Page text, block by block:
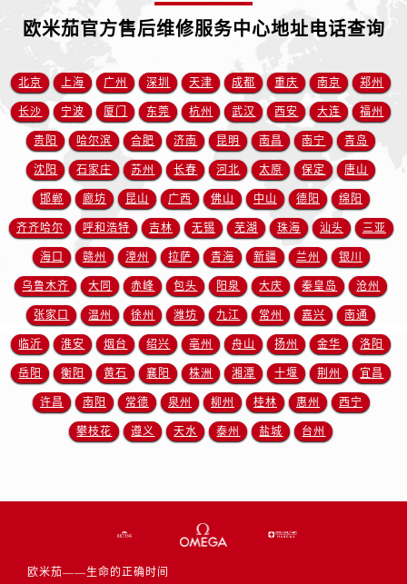
安徽省黄山市屯溪区黄山西路欧米茄售后服务中心（需提前预约）
安徽省马鞍山市雨山区湖南西路欧米茄售后服务中心（需提前预约）
安徽省宿州市埇桥区人民中路欧米茄售后服务中心（需提前预约）
安徽省铜陵市铜官区石城大道欧米茄售后服务中心（需提前预约）
安徽省芜湖市镜湖区中山路步行街欧米茄售后服务中心（需提前预约）
安徽省宣城市宣州区叠嶂西路欧米茄售后服务中心（需提前预约）
福建省龙岩市新罗区九一南路欧米茄售后服务中心（需提前预约）
福建省南平市建阳区人民西路欧米茄售后服务中心（需提前预约）
福建省宁德市蕉城区天湖东路欧米茄售后服务中心（需提前预约）
福建省莆田市城厢区霞林街道荔华东大道欧米茄售后服务中心（需提前预约）
福建省三明市三元区东乾二路欧米茄售后服务中心（需提前预约）
福建省漳州市龙文区步港路欧米茄售后服务中心（需提前预约）
江苏省常州市新北区龙锦路1590号现代传媒中心5号楼10层1008室欧米茄售后服务中心（需提前预约）
江苏省淮安市清江浦区淮海北路欧米茄售后服务中心（需提前预约）
江苏省连云港市海州区通灌北路欧米茄售后服务中心（需提前预约）
欧米茄官方售后维修服务中心地址电话查询
北京 上海 广州 深圳 天津 成都 重庆 南京 郑州
长沙 宁波 厦门 东莞 杭州 武汉 西安 大连 福州
贵阳 哈尔滨 合肥 济南 昆明 南昌 南宁 青岛
沈阳 石家庄 苏州 长春 河北 太原 保定 唐山
邯郸 廊坊 昆山 广西 佛山 中山 德阳 绵阳
齐齐哈尔 呼和浩特 吉林 无锡 芜湖 珠海 汕头 三亚
海口 赣州 漳州 拉萨 青海 新疆 兰州 银川
乌鲁木齐 大同 赤峰 包头 阳泉 大庆 秦皇岛 沧州
张家口 温州 徐州 潍坊 九江 常州 嘉兴 南通
临沂 淮安 烟台 绍兴 亳州 舟山 扬州 金华 洛阳
岳阳 衡阳 黄石 襄阳 株洲 湘潭 十堰 荆州 宜昌
许昌 南阳 常德 泉州 柳州 桂林 惠州 西宁
攀枝花 遵义 天水 泰州 盐城 台州
欧米茄——生命的正确时间